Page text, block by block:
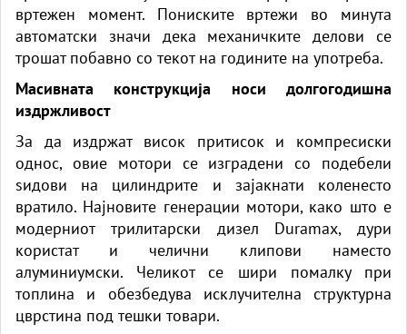
вртежен момент. Пониските вртежи во минута
автоматски значи дека механичките делови се
трошат побавно со текот на годините на употреба.
Масивната конструкција носи долгогодишна
издржливост
За да издржат висок притисок и компресиски
однос, овие мотори се изградени со подебели
ѕидови на цилиндрите и зајакнати коленесто
вратило. Најновите генерации мотори, како што е
модерниот трилитарски дизел Duramax, дури
користат и челични клипови наместо
алуминиумски. Челикот се шири помалку при
топлина и обезбедува исклучителна структурна
цврстина под тешки товари.